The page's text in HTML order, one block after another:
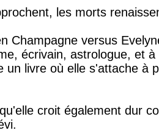
les morts
Champagne versus
écrivain, astrologue, et
livre où elle s'attache à
croit également dur